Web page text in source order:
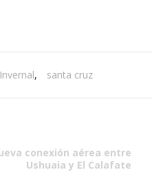
, santa cruz
conexión aérea entre
Ushuaia y El Calafate